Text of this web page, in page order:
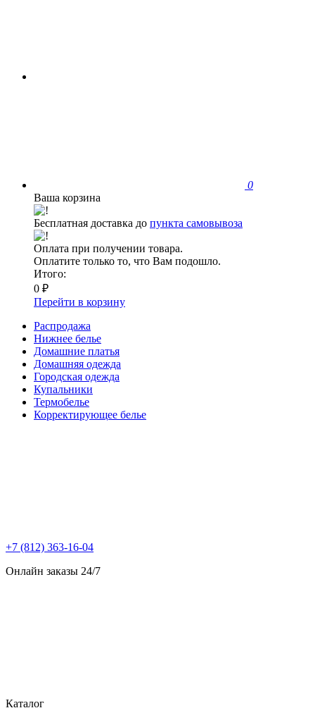
0
Ваша корзина
Бесплатная доставка до пункта самовывоза
Оплата при получении товара.
Оплатите только то, что Вам подошло.
Итого:
0 ₽
Перейти в корзину
Распродажа
Нижнее белье
Домашние платья
Домашняя одежда
Городская одежда
Купальники
Термобелье
Корректирующее белье
+7 (812) 363-16-04
Онлайн заказы 24/7
Каталог